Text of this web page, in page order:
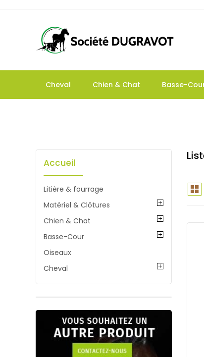
Cheval Chien & Chat Basse-
Accueil
Litière & fourrage
Matériel & Clôtures
Chien & Chat
Basse-Cour
Oiseaux
Cheval